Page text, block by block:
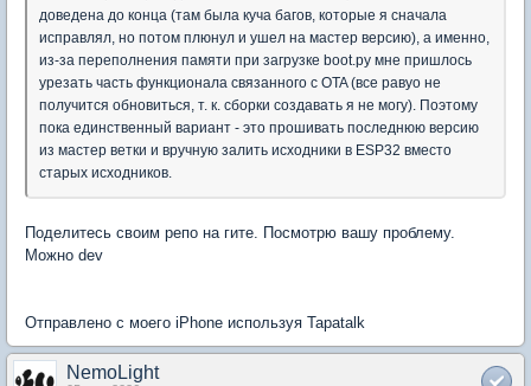
доведена до конца (там была куча багов, которые я сначала
исправлял, но потом плюнул и ушел на мастер версию), а именно,
из-за переполнения памяти при загрузке boot.py мне пришлось
урезать часть функционала связанного с OTA (все равyо не
получится обновиться, т. к. сборки создавать я не могу). Поэтому
пока единственный вариант - это прошивать последнюю версию
из мастер ветки и вручную залить исходники в ESP32 вместо
старых исходников.
Поделитесь своим репо на гите. Посмотрю вашу проблему.
Можно dev
Отправлено с моего iPhone используя Tapatalk
NemoLight